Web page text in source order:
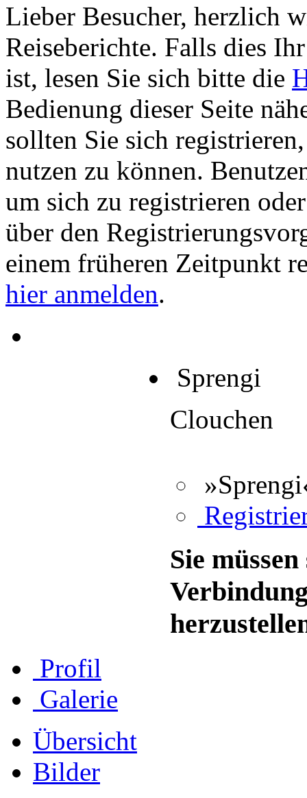
Lieber Besucher, herzlich
Reiseberichte. Falls dies
ist, lesen Sie sich bitte die
Bedienung dieser Seite
sollten Sie sich
nutzen zu können.
um sich zu registrieren
über den
einem früheren Zeitpunkt
hier anmelden.
Sprengi
Clouchen
Sie
Profil
Galerie
Übersicht
Bilder